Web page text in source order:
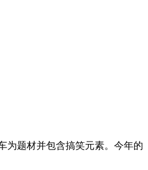
为题材并包含搞笑元素。今年的